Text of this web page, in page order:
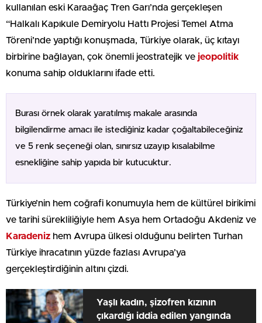
kullanılan eski Karaağaç Tren Garı’nda gerçekleşen
“Halkalı Kapıkule Demiryolu Hattı Projesi Temel Atma
Töreni’nde yaptığı konuşmada, Türkiye olarak, üç kıtayı
birbirine bağlayan, çok önemli jeostratejik ve jeopolitik
konuma sahip olduklarını ifade etti.
Burası örnek olarak yaratılmış makale arasında
bilgilendirme amacı ile istediğiniz kadar çoğaltabileceğiniz
ve 5 renk seçeneği olan, sınırsız uzayıp kısalabilme
esnekliğine sahip yapıda bir kutucuktur.
Türkiye’nin hem coğrafi konumuyla hem de kültürel birikimi
ve tarihi sürekliliğiyle hem Asya hem Ortadoğu Akdeniz ve
Karadeniz hem Avrupa ülkesi olduğunu belirten Turhan
Türkiye ihracatının yüzde fazlası Avrupa’ya
gerçekleştirdiğinin altını çizdi.
Yaşlı kadın, şizofren kızının
çıkardığı iddia edilen yangında